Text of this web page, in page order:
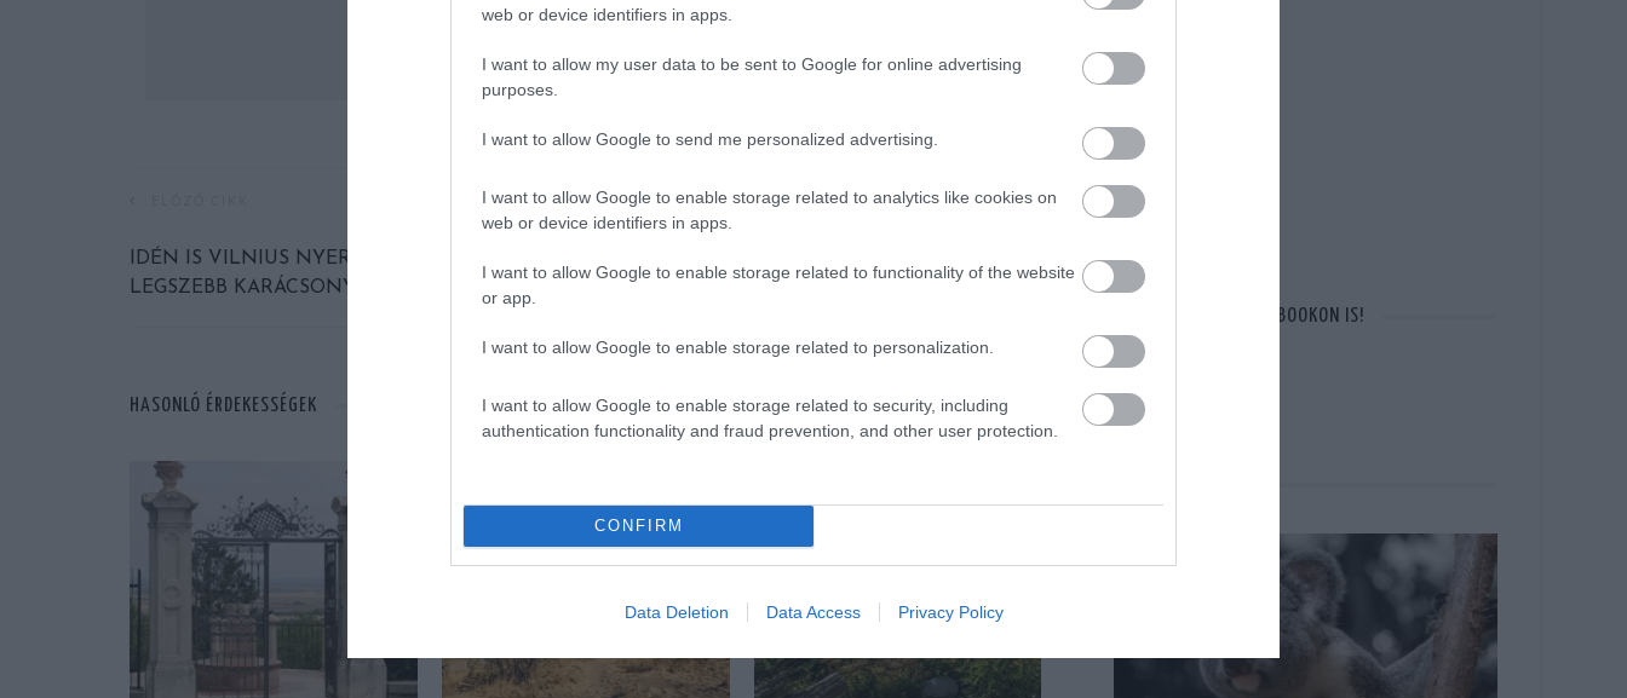
web or device identifiers in apps.
I want to allow my user data to be sent to Google for online advertising
purposes.
I want to allow Google to send me personalized advertising.
I want to allow Google to enable storage related to analytics like cookies on
web or device identifiers in apps.
I want to allow Google to enable storage related to functionality of the website
or app.
I want to allow Google to enable storage related to personalization.
I want to allow Google to enable storage related to security, including
authentication functionality and fraud prevention, and other user protection.
CONFIRM
Data Deletion Data Access Privacy Policy
IDÉN IS VILNIUS NYERTE AZ ’EURÓPA
LEGSZEBB KARÁCSONYFÁJA’ CÍMET
KÖVETKEZŐ CIKK
VAN EGY ÉNEKELT NEVE IS
HASONLÓ ÉRDEKESSÉGEK
OTT VAGYUNK A FACEBOOKON IS!